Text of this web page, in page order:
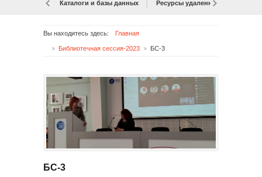
Каталоги и базы данных Ресурсы удаленного доступа
Вы находитесь здесь: Главная
Библиотечная сессия-2023 БС-3
БС-3